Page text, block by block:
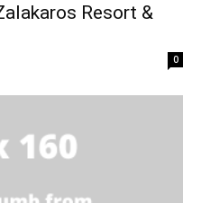
Resort &
0